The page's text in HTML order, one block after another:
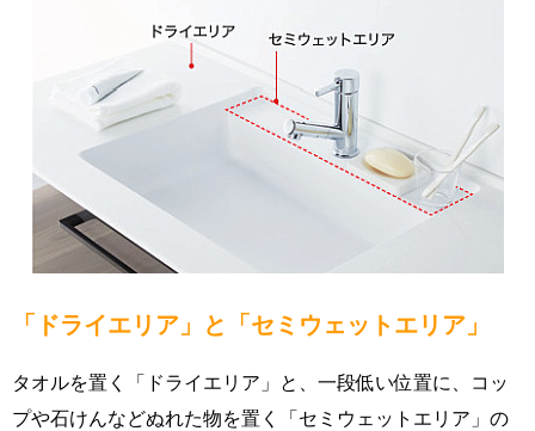
「ドライエリア」と「セミウェットエリア」
タオルを置く「ドライエリア」と、一段低い位置に、コッ
プや石けんなどぬれた物を置く「セミウェットエリア」の